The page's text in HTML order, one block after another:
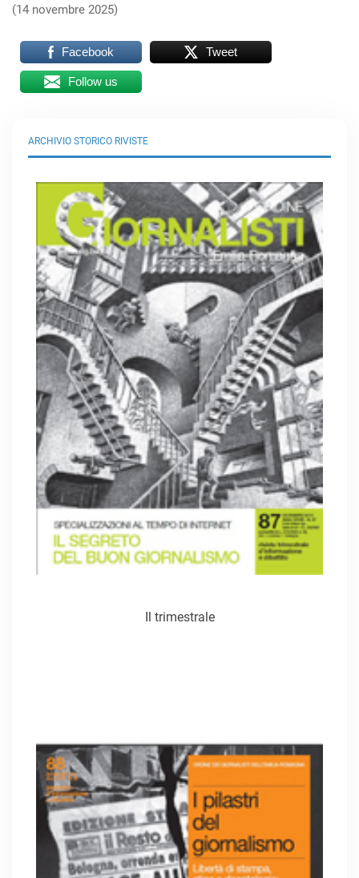
(14 novembre 2025)
Facebook Tweet
Follow us
ARCHIVIO STORICO RIVISTE
Il trimestrale